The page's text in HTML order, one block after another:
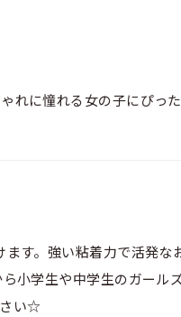
れに憧れる女の子にぴっ
す。強い粘着力で活発な
小学生や中学生のガール
さい☆